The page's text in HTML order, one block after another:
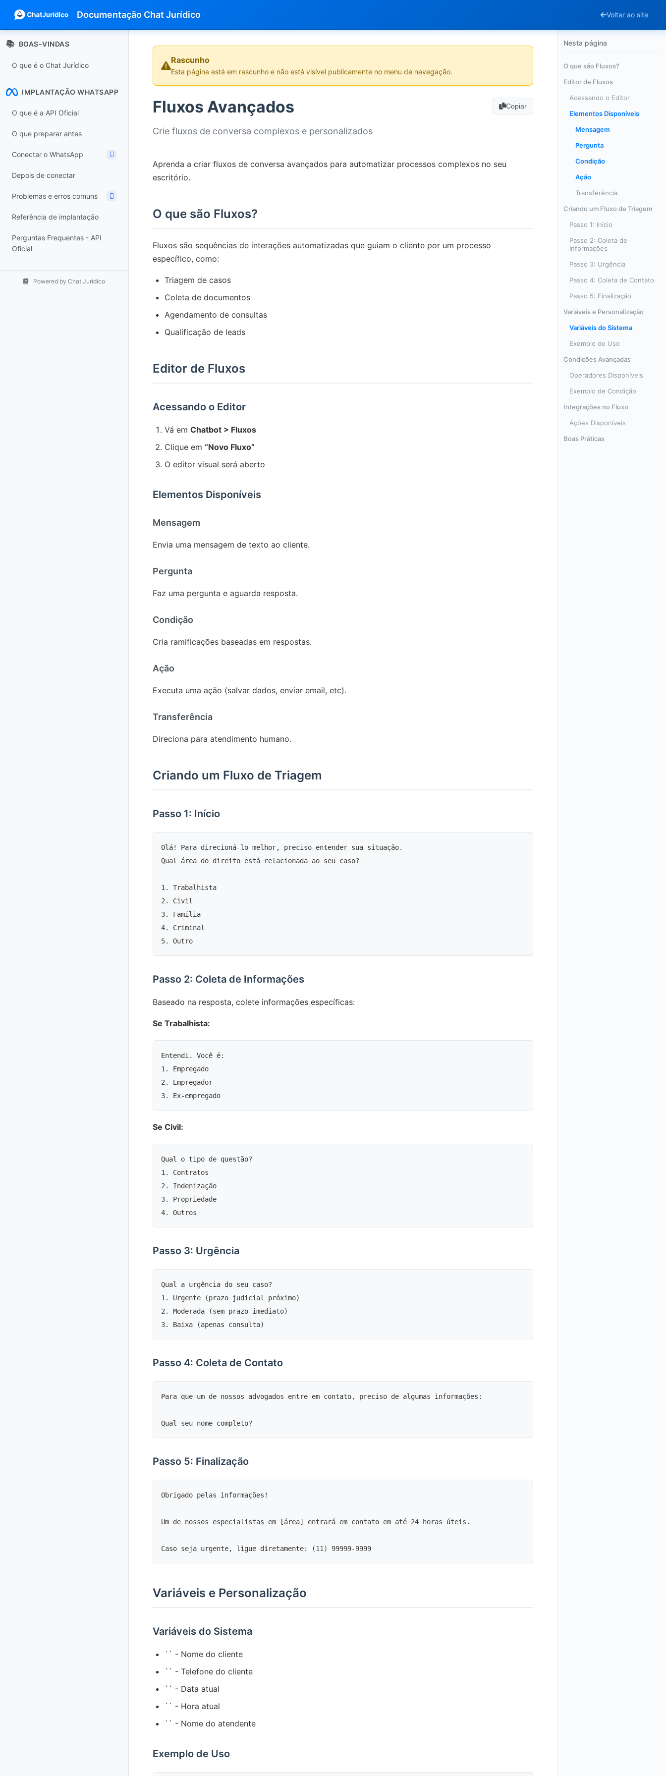
Documentação Chat Jurídico Voltar ao site
📚 BOAS-VINDAS
O que é o Chat Jurídico
IMPLANTAÇÃO WHATSAPP
O que é a API Oficial
O que preparar antes
Conectar o WhatsApp
Depois de conectar
Problemas e erros comuns
Referência de implantação
Perguntas Frequentes - API
Oficial
Powered by Chat Jurídico
Rascunho
Esta página está em rascunho e não está visível publicamente no menu de navegação.
Fluxos Avançados Copiar
Crie fluxos de conversa complexos e personalizados
Aprenda a criar fluxos de conversa avançados para automatizar processos complexos no seu
escritório.
O que são Fluxos?
Fluxos são sequências de interações automatizadas que guiam o cliente por um processo
específico, como:
Triagem de casos
Coleta de documentos
Agendamento de consultas
Qualificação de leads
Editor de Fluxos
Acessando o Editor
Vá em Chatbot > Fluxos
Clique em “Novo Fluxo”
O editor visual será aberto
Elementos Disponíveis
Mensagem
Envia uma mensagem de texto ao cliente.
Pergunta
Faz uma pergunta e aguarda resposta.
Condição
Cria ramificações baseadas em respostas.
Ação
Executa uma ação (salvar dados, enviar email, etc).
Transferência
Direciona para atendimento humano.
Criando um Fluxo de Triagem
Passo 1: Início
Olá! Para direcioná-lo melhor, preciso entender sua situação.
Qual área do direito está relacionada ao seu caso?
1. Trabalhista
2. Civil
3. Família
4. Criminal
Passo 2: Coleta de Informações
Baseado na resposta, colete informações específicas:
Se Trabalhista:
Entendi. Você é:
1. Empregado
2. Empregador
Se Civil:
Qual o tipo de questão?
1. Contratos
2. Indenização
3. Propriedade
Passo 3: Urgência
Qual a urgência do seu caso?
1. Urgente (prazo judicial próximo)
2. Moderada (sem prazo imediato)
Passo 4: Coleta de Contato
Para que um de nossos advogados entre em contato, preciso de algumas informações:
Passo 5: Finalização
Obrigado pelas informações!
Um de nossos especialistas em [área] entrará em contato em até 24 horas úteis.
Variáveis e Personalização
Variáveis do Sistema
`` - Nome do cliente
`` - Telefone do cliente
`` - Data atual
`` - Hora atual
`` - Nome do atendente
Exemplo de Uso
Nesta página
O que são Fluxos?
Editor de Fluxos
Acessando o Editor
Elementos Disponíveis
Mensagem
Pergunta
Condição
Ação
Transferência
Criando um Fluxo de Triagem
Passo 1: Início
Passo 2: Coleta de
Informações
Passo 3: Urgência
Passo 4: Coleta de Contato
Passo 5: Finalização
Variáveis e Personalização
Variáveis do Sistema
Exemplo de Uso
Condições Avançadas
Operadores Disponíveis
Exemplo de Condição
Integrações no Fluxo
Ações Disponíveis
Boas Práticas